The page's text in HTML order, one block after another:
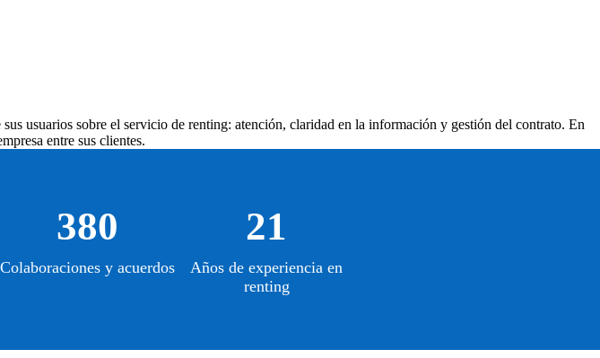
usuarios sobre el servicio de renting: atención, claridad en la información y gestión del contrato. En
entre sus clientes.
380
Colaboraciones y acuerdos
21
Años de experiencia en
renting